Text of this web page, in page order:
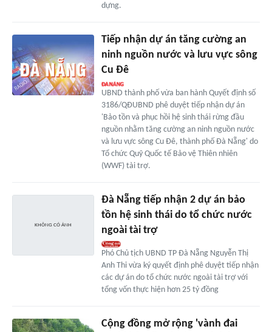
dựng.
Tiếp nhận dự án tăng cường an
ninh nguồn nước và lưu vực sông
Cu Đê
UBND thành phố vừa ban hành Quyết định số
3186/QĐUBND phê duyệt tiếp nhận dự án
'Bảo tồn và phục hồi hệ sinh thái rừng đầu
nguồn nhằm tăng cường an ninh nguồn nước
và lưu vực sông Cu Đê, thành phố Đà Nẵng' do
Tổ chức Quỹ Quốc tế Bảo vệ Thiên nhiên
(WWF) tài trợ.
Đà Nẵng tiếp nhận 2 dự án bảo
tồn hệ sinh thái do tổ chức nước
ngoài tài trợ
Phó Chủ tịch UBND TP Đà Nẵng Nguyễn Thị
Anh Thi vừa ký quyết định phê duyệt tiếp nhận
các dự án do tổ chức nước ngoài tài trợ với
tổng vốn thực hiện hơn 25 tỷ đồng
Cộng đồng mở rộng 'vành đai